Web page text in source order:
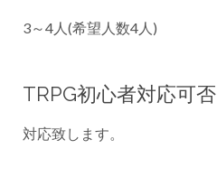
3～4人(希望人数4人)
TRPG初心者対応可否
対応致します。